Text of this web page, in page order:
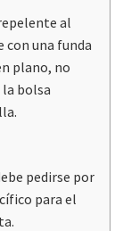
al
con una funda
plano, no
la bolsa
pedirse por
para el